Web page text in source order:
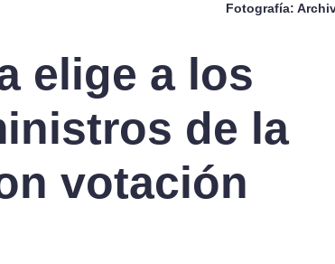
Fotografía:
elige a los
de la
votación